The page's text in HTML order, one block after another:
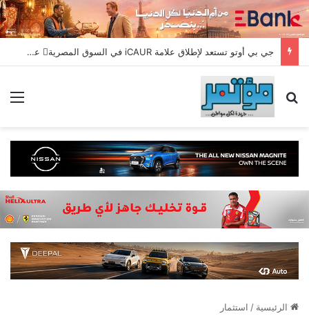
جي بي أوتو تستعد لإطلاق علامة iCAUR في السوق المصرية علامة عالمية جديدة لسيارات الطاقة الجديدة تجمع بين التكنولوجيا الذكية والتصميم الجريء وروح المغامر
بحث عن
الرئيسية / استثمار